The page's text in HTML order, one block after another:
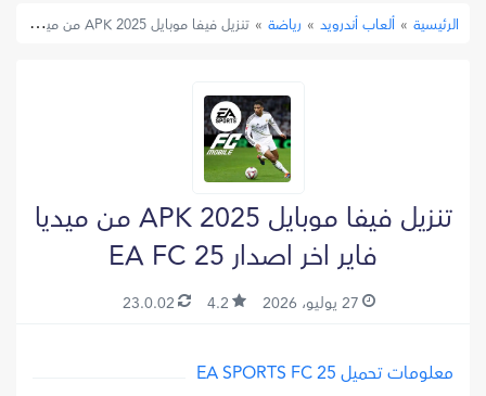
الرئيسية » ألعاب أندرويد » رياضة » تنزيل فيفا موبايل 2025 APK من ميديا فاير اخر اصدار EA FC 25
تنزيل فيفا موبايل 2025 APK من ميديا
فاير اخر اصدار EA FC 25
27 يوليو، 2026 4.2
23.0.02
معلومات تحميل EA SPORTS FC 25